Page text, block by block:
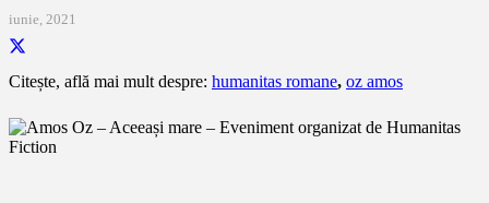
iunie, 2021
Citește, află mai mult despre: humanitas romane, oz amos